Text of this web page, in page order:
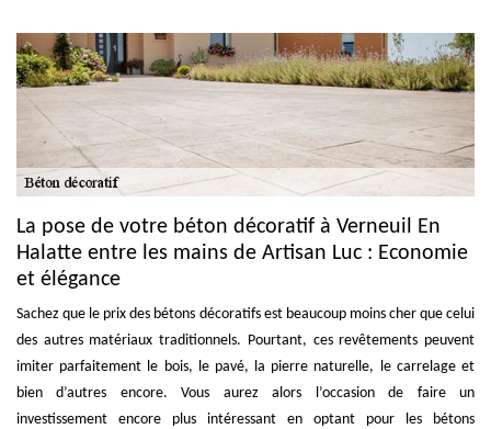
La pose de votre béton décoratif à Verneuil En
Halatte entre les mains de Artisan Luc : Economie
et élégance
Sachez que le prix des bétons décoratifs est beaucoup moins cher que celui
des autres matériaux traditionnels. Pourtant, ces revêtements peuvent
imiter parfaitement le bois, le pavé, la pierre naturelle, le carrelage et
bien d’autres encore. Vous aurez alors l’occasion de faire un
investissement encore plus intéressant en optant pour les bétons